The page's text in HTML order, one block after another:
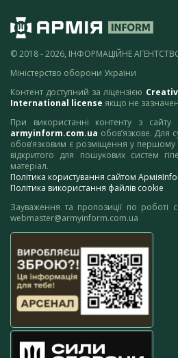
© 2018 - 2026, ІНФОРМАЦІЙНЕ
Міністерство оборони України
Контент доступний за ліцензією
International license якщо не
При використанні контенту з
armyinform.com.ua обов’язкове. Для
обов’язковим є розміщення у першому
відкритого для пошукових систем
матеріал.
Політика користування сайтом
Політика використання файлів cookie
Зауваження та пропозиції по роботі
webmaster@armyinform.com.ua